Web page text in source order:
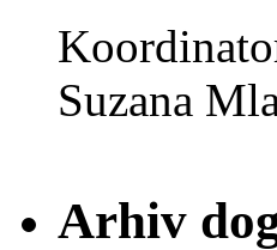
Suzana
Arhiv